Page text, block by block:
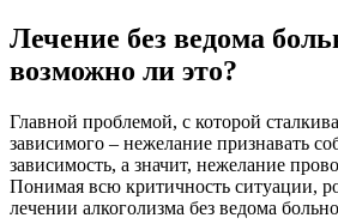
Лечение без ведома
возможно ли это?
Главной проблемой, с которой
зависимого – нежелание признавать
зависимость, а значит, нежелание
Понимая всю критичность ситуации,
лечении алкоголизма без ведома